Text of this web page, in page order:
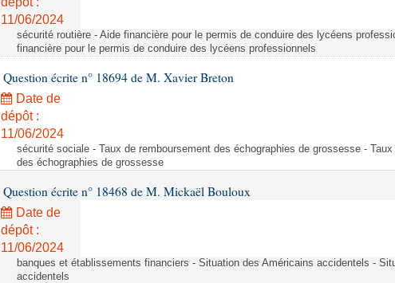
11/06/2024
sécurité routière - Aide financière pour le permis de conduire des lycéens
financière pour le permis de conduire des lycéens professionnels
Question écrite n° 18694 de M. Xavier Breton
Date de
dépôt :
11/06/2024
sécurité sociale - Taux de remboursement des échographies de grossesse -
des échographies de grossesse
Question écrite n° 18468 de M. Mickaël Bouloux
Date de
dépôt :
11/06/2024
banques et établissements financiers - Situation des Américains accidentels -
accidentels